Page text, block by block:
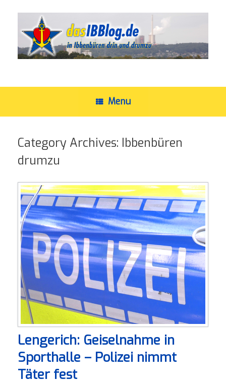
Menu
Category Archives: Ibbenbüren
drumzu
Lengerich: Geiselnahme in
Sporthalle – Polizei nimmt
Täter fest